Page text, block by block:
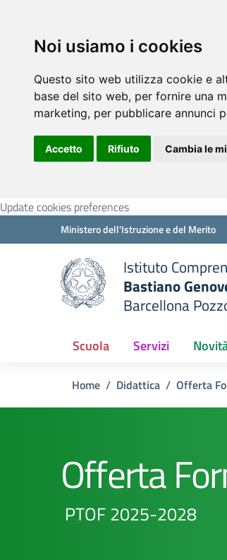
Noi usiamo i cookies
Questo sito web utilizza cookie e
base del sito web, per fornire una
marketing, per pubblicare annunci
Accetto Rifiuto Cambia le
Update cookies preferences
Ministero dell'Istruzione e del Merito
Istituto
Bastiano
Barcellona
Scuola Servizi
Home Didattica Offerta
Offerta
PTOF 2025-2028